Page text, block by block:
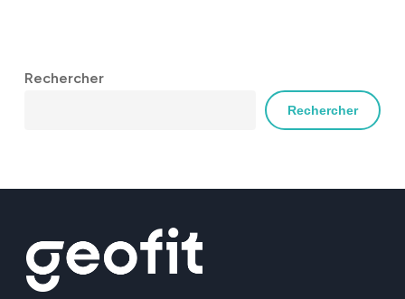
Rechercher
Rechercher